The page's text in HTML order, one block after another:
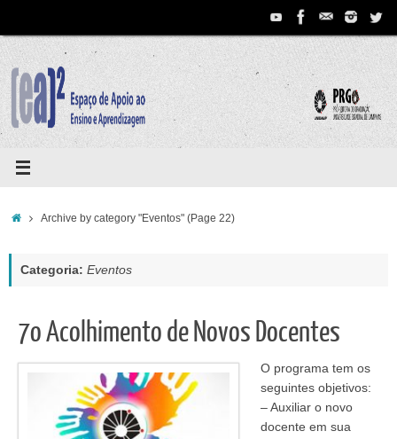
conteúdo
HomeArchive by category "Eventos"(Page 22)
Categoria: Eventos
7o Acolhimento de Novos Docentes
O programa tem os
seguintes objetivos:
– Auxiliar o novo
docente em sua